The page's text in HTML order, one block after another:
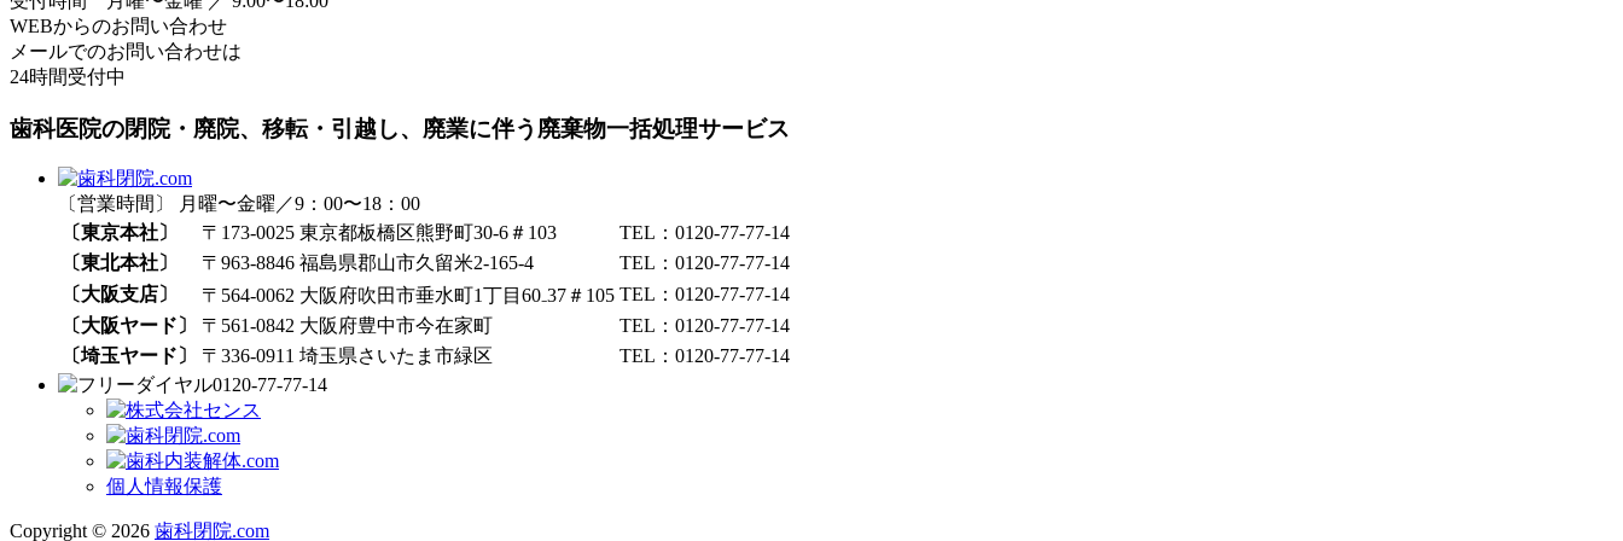
WEBからのお問い合わせ
メールでのお問い合わせは
24時間受付中
歯科医院の閉院・廃院、移転・引越し、廃業に伴う廃棄物一括処理サービス
〔営業時間〕 月曜〜金曜／9：00〜18：00
〔東京本社〕
〒173-0025 東京都板橋区熊野町30-6＃103
TEL：0120-77-77-14
〔東北本社〕
〒963-8846 福島県郡山市久留米2-165-4
TEL：0120-77-77-14
〔大阪支店〕
〒564-0062 大阪府吹田市垂水町1丁目60₋37＃105 TEL：0120-77-77-14
〔大阪ヤード〕
〒561-0842 大阪府豊中市今在家町
TEL：0120-77-77-14
〔埼玉ヤード〕
〒336-0911 埼玉県さいたま市緑区
TEL：0120-77-77-14
0120-77-77-14
個人情報保護
Copyright © 2026 歯科閉院.com